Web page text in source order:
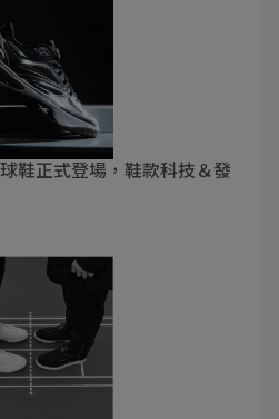
鞋正式登場，鞋款科技＆發